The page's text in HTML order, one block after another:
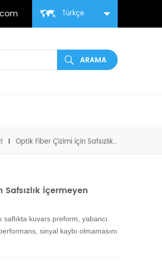
Türkçe
Optik Fiber Çizimi için Safsızlık İçermeyen Kuvars Preform
İçermeyen
kuvars preform, yabancı
sinyal kaybı olmamasını